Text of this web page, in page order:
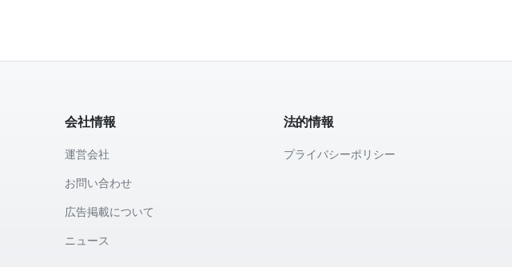
会社情報
運営会社
お問い合わせ
広告掲載について
ニュース
法的情報
プライバシーポリシー